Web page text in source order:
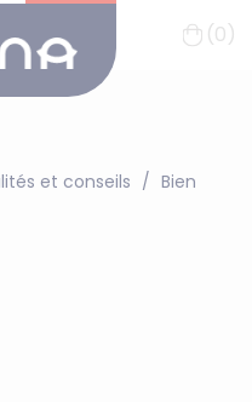
(0)
et conseils
Bien